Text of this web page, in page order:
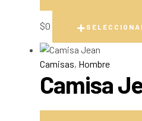
$0
Camisas, Hombre
Camisa